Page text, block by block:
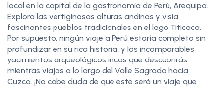
local en la capital de la gastronomía de Perú, Arequipa.
Explora las vertiginosas alturas andinas y visia
fascinantes pueblos tradicionales en el lago Titicaca.
Por supuesto, ningún viaje a Perú estaría completo sin
profundizar en su rica historia, y los incomparables
yacimientos arqueológicos incas que descubrirás
mientras viajas a lo largo del Valle Sagrado hacia
Cuzco. ¡No cabe duda de que este será un viaje que